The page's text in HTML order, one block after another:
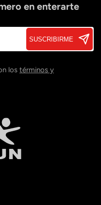
en enterarte
SUSCRIBIRME
los términos y